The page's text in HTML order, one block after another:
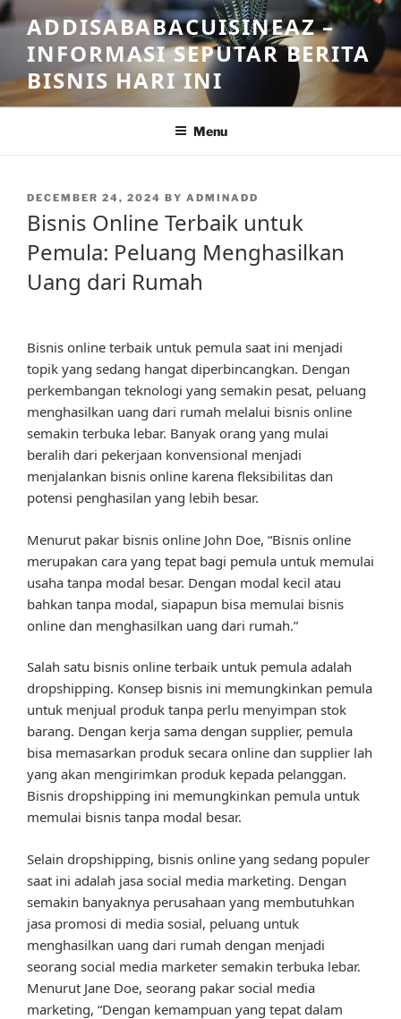
Skip
to
content
ADDISABABACUISINEAZ –
INFORMASI SEPUTAR BERITA
BISNIS HARI INI
Menu
POSTED
ON
DECEMBER 24, 2024 BY ADMINADD
Bisnis Online Terbaik untuk
Pemula: Peluang Menghasilkan
Uang dari Rumah
Bisnis online terbaik untuk pemula saat ini menjadi
topik yang sedang hangat diperbincangkan. Dengan
perkembangan teknologi yang semakin pesat, peluang
menghasilkan uang dari rumah melalui bisnis online
semakin terbuka lebar. Banyak orang yang mulai
beralih dari pekerjaan konvensional menjadi
menjalankan bisnis online karena fleksibilitas dan
potensi penghasilan yang lebih besar.
Menurut pakar bisnis online John Doe, “Bisnis online
merupakan cara yang tepat bagi pemula untuk memulai
usaha tanpa modal besar. Dengan modal kecil atau
bahkan tanpa modal, siapapun bisa memulai bisnis
online dan menghasilkan uang dari rumah.”
Salah satu bisnis online terbaik untuk pemula adalah
dropshipping. Konsep bisnis ini memungkinkan pemula
untuk menjual produk tanpa perlu menyimpan stok
barang. Dengan kerja sama dengan supplier, pemula
bisa memasarkan produk secara online dan supplier lah
yang akan mengirimkan produk kepada pelanggan.
Bisnis dropshipping ini memungkinkan pemula untuk
memulai bisnis tanpa modal besar.
Selain dropshipping, bisnis online yang sedang populer
saat ini adalah jasa social media marketing. Dengan
semakin banyaknya perusahaan yang membutuhkan
jasa promosi di media sosial, peluang untuk
menghasilkan uang dari rumah dengan menjadi
seorang social media marketer semakin terbuka lebar.
Menurut Jane Doe, seorang pakar social media
marketing, “Dengan kemampuan yang tepat dalam